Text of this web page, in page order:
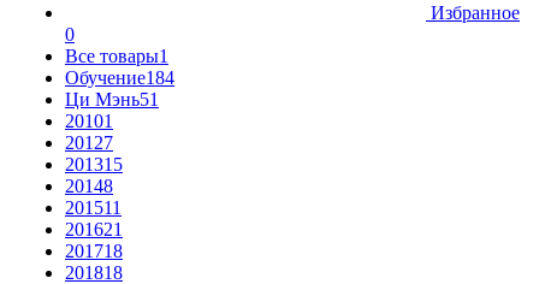
Избранное
0
Все товары1
Обучение184
Ци Мэнь51
20101
20127
201315
20148
201511
201621
201718
201818